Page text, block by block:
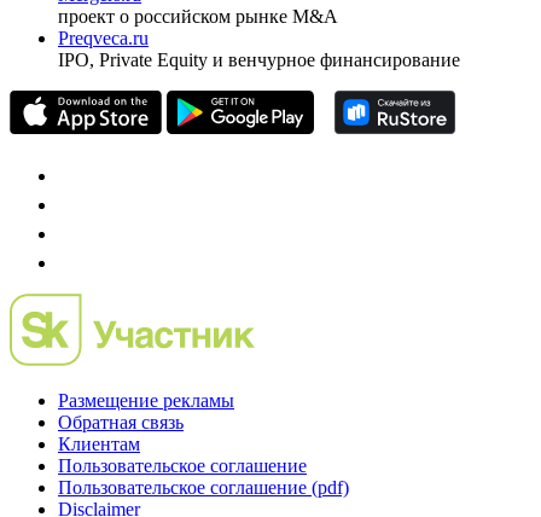
Investfunds
универсальный ресурс по фондовому рынку для
частного инвестора России
проект о российском рынке M&A
Preqveca.ru
Размещение рекламы
Обратная связь